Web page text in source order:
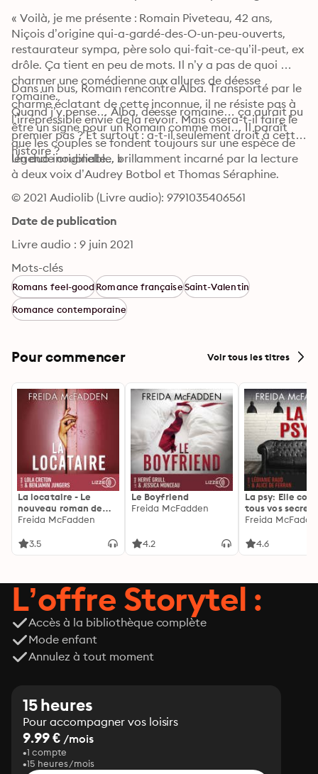
« Voilà, je me présente : Romain Piveteau, 42 ans,
Niçois d’origine qui-a-gardé-des-O-un-peu-ouverts,
restaurateur sympa, père solo qui-fait-ce-qu’il-peut, ex
drôle. Ça tient en peu de mots. Il n’y a pas de quoi
charmer une comédienne aux allures de déesse
romaine.
Quand j’y pense… Alba, déesse romaine… ça aurait pu
être un signe pour un Romain comme moi… Il paraît
que les couples se fondent toujours sur une espèce de
légende originelle... »
Dans un bus, Romain rencontre Alba. Transporté par le
charme éclatant de cette inconnue, il ne résiste pas à
l’irrépressible envie de la revoir. Mais osera-t-il faire le
premier pas ? Et surtout : a-t-il seulement droit à cette
histoire ?
Un duo inoubliable, brillamment incarné par la lecture
à deux voix d’Audrey Botbol et Thomas Séraphine.
© 2021 Audiolib (Livre audio): 9791035406561
Date de publication
Livre audio : 9 juin 2021
Mots-clés
Romans feel-goodRomance françaiseSaint-Valentin
Romance contemporaine
Pour commencer Voir tous les titres
La locataire - Le
nouveau roman de
l'autrice de La femme
Freida McFadden
3.5
Le Boyfriend
Freida McFadden
4.2
La psy: Elle
tous vos
découvrez les
Freida
4.6
L’offre Storytel :
Accès à la bibliothèque complète
Mode enfant
Annulez à tout moment
15 heures
Pour accompagner vos loisirs
9.99 € /mois
1 compte
15 heures/mois